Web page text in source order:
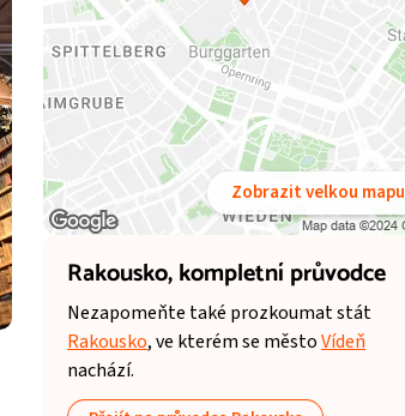
Zobrazit velkou mapu
Rakousko,kompletní průvodce
Nezapomeňte také prozkoumat stát
Rakousko, ve kterém se městoVídeň
nachází.